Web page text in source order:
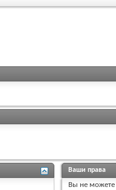
Ваши права
Вы не можете